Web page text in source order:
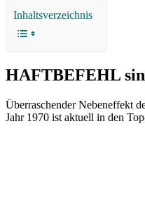
Inhaltsverzeichnis
HAFTBEFEHL
Überraschender Nebeneffekt
Jahr 1970 ist aktuell in den